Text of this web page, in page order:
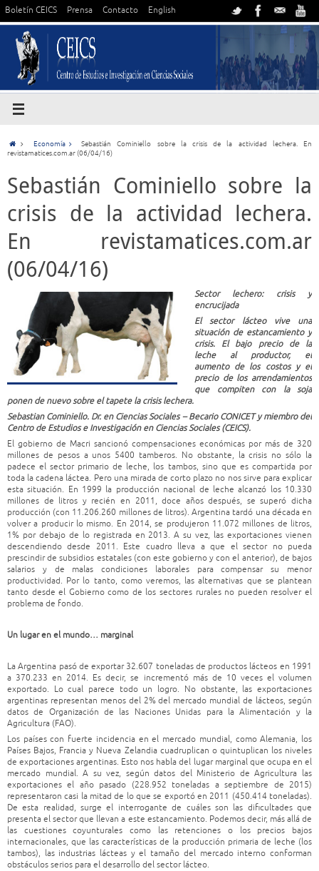
Boletín CEICS Prensa Contacto English
Economía
Sebastián Cominiello sobre la crisis de la actividad lechera. En
revistamatices.com.ar (06/04/16)
Sebastián Cominiello sobre la
crisis de la actividad lechera.
En revistamatices.com.ar
(06/04/16)
Sector lechero: crisis y
encrucijada
El sector lácteo vive una
situación de estancamiento y
crisis. El bajo precio de la
leche al productor, el
aumento de los costos y el
precio de los arrendamientos
que compiten con la soja
ponen de nuevo sobre el tapete la crisis lechera.
Sebastian Cominiello. Dr. en Ciencias Sociales – Becario CONICETy miembro del
Centro de Estudios e Investigación en Ciencias Sociales (CEICS).
El gobierno de Macri sancionó compensaciones económicas por más de 320
millones de pesos a unos 5400 tamberos. No obstante, la crisis no sólo la
padece el sector primario de leche, los tambos, sino que es compartida por
toda la cadena láctea. Pero una mirada de corto plazo no nos sirve para explicar
esta situación. En 1999 la producción nacional de leche alcanzó los 10.330
millones de litros y recién en 2011, doce años después, se superó dicha
producción (con 11.206.260 millones de litros). Argentina tardó una década en
volver a producir lo mismo. En 2014, se produjeron 11.072 millones de litros,
1% por debajo de lo registrada en 2013. A su vez, las exportaciones vienen
descendiendo desde 2011. Este cuadro lleva a que el sector no pueda
prescindir de subsidios estatales (con este gobierno y con el anterior), de bajos
salarios y de malas condiciones laborales para compensar su menor
productividad. Por lo tanto, como veremos, las alternativas que se plantean
tanto desde el Gobierno como de los sectores rurales no pueden resolver el
problema de fondo.
Un lugar en el mundo… marginal
La Argentina pasó de exportar 32.607 toneladas de productos lácteos en 1991
a 370.233 en 2014. Es decir, se incrementó más de 10 veces el volumen
exportado. Lo cual parece todo un logro. No obstante, las exportaciones
argentinas representan menos del 2% del mercado mundial de lácteos, según
datos de Organización de las Naciones Unidas para la Alimentación y la
Agricultura (FAO).
Los países con fuerte incidencia en el mercado mundial, como Alemania, los
Países Bajos, Francia y Nueva Zelandia cuadruplican o quintuplican los niveles
de exportaciones argentinas. Esto nos habla del lugar marginal que ocupa en el
mercado mundial. A su vez, según datos del Ministerio de Agricultura las
exportaciones el año pasado (228.952 toneladas a septiembre de 2015)
representaron casi la mitad de lo que se exportó en 2011 (450.414 toneladas).
De esta realidad, surge el interrogante de cuáles son las dificultades que
presenta el sector que llevan a este estancamiento. Podemos decir, más allá de
las cuestiones coyunturales como las retenciones o los precios bajos
internacionales, que las características de la producción primaria de leche (los
tambos), las industrias lácteas y el tamaño del mercado interno conforman
obstáculos serios para el desarrollo del sector lácteo.